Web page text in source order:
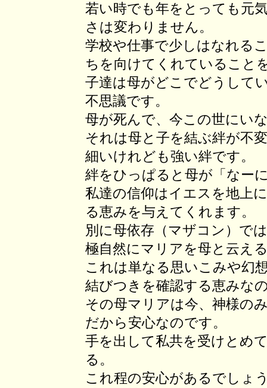
若い時でも年をとっても元
さは変わりません。
学校や仕事で少しはなれる
ちを向けてくれていること
子達は母がどこでどうして
不思議です。
母が死んで、今この世にい
それは母と子を結ぶ絆が不
細いけれども強い絆です。
絆をひっぱると母が「なー
私達の信仰はイエスを地上
る恵みを与えてくれます。
別に母依存（マザコン）で
極自然にマリアを母と云え
これは単なる思いこみや幻
結びつきを確認する恵みな
その母マリアは今、神様の
だから安心なのです。
手を出して私共を受けとめ
る。
これ程の安心があるでしょ